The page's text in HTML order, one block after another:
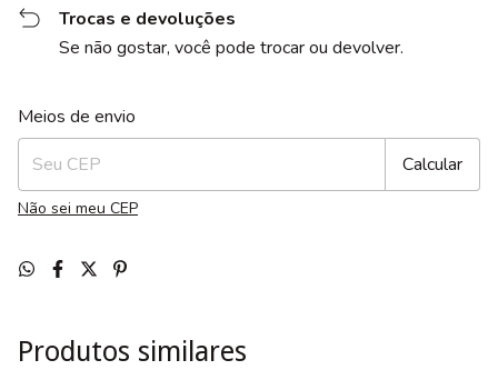
Trocas e devoluções
Se não gostar, você pode trocar ou devolver.
Entregas para o CEP:
Meios de envio
Calcular
Não sei meu CEP
Produtos similares